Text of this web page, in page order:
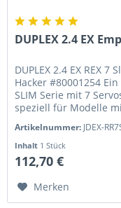
DUPLEX 2.4 EX
DUPLEX 2.4 EX REX 7
Hacker #80001254
SLIM Serie mit 7
speziell für Modelle
Artikelnummer: JDEX-
Inhalt 1 Stück
112,70 €
Merken